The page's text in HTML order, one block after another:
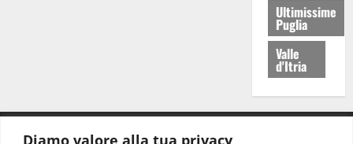
Diamo valore alla tua privacy
Ultimissime
Puglia
Valle
d'Itria